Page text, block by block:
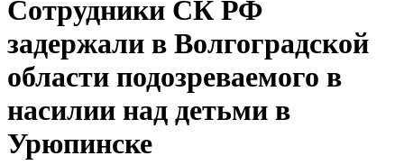
Сотрудники СК РФ
задержали в Волгоградской
области подозреваемого в
насилии над детьми в
Урюпинске